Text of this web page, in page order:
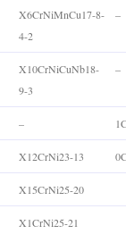
X6CrNiMnCu17-8-
4-2
–
X10CrNiCuNb18-
9-3
–
–
X12CrNi23-13
X15CrNi25-20
X1CrNi25-21